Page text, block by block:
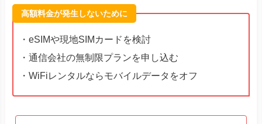
・通信会社の無制限プランを申し込む
・WiFiレンタルならモバイルデータをオフ